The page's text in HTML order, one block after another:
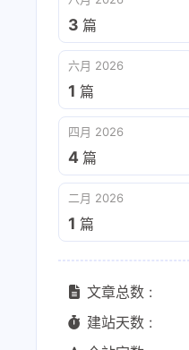
3 篇
六月 2026
1 篇
四月 2026
4 篇
二月 2026
1 篇
文章总数 :
建站天数 :